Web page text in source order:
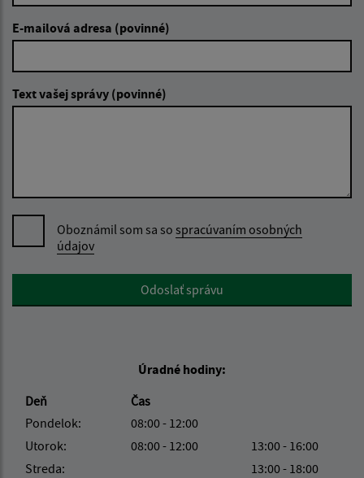
E-mailová adresa (povinné)
Text vašej správy (povinné)
Oboznámil som sa so spracúvaním osobných
údajov
Google reCaptcha ResponseOdoslať správu
Úradné hodiny:
Deň
Čas
Pondelok:
08:00 - 12:00
Utorok:
08:00 - 12:00
13:00 - 16:00
Streda:
13:00 - 18:00